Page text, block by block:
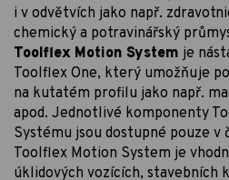
i v odvětvích jako např.
chemický a potravinářský
Toolflex Motion System je
Toolflex One, který umožňuje
na kutatém profilu jako např.
apod. Jednotlivé komponenty
Systému jsou dostupné pouze v
Toolflex Motion System je
úklidových vozících, stavebních